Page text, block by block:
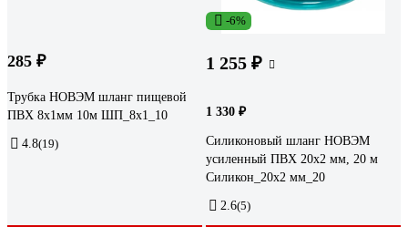
285 ₽
Трубка НОВЭМ шланг пищевой
ПВХ 8x1мм 10м ШП_8х1_10
4.8(19)
-6%
1 255 ₽
1 330 ₽
Силиконовый шланг НОВЭМ
усиленный ПВХ 20x2 мм, 20 м
Силикон_20x2 мм_20
2.6(5)